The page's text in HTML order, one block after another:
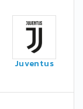
Juventus